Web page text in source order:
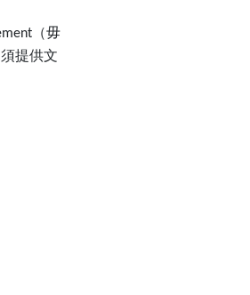
（毋
提供文